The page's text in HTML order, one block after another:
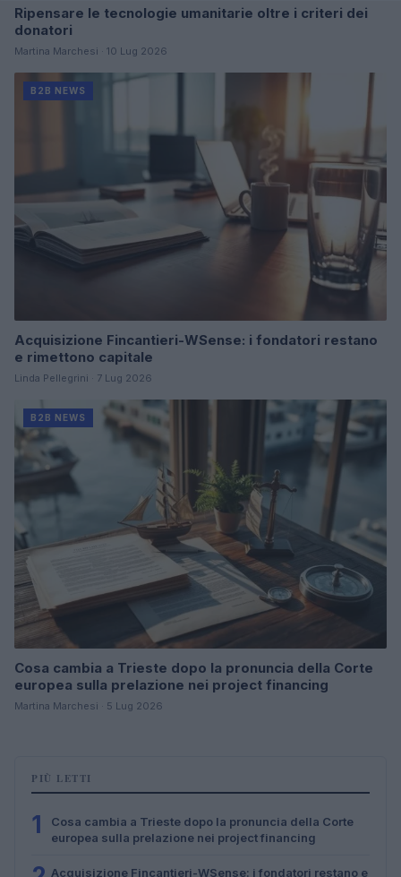
Ripensare le tecnologie umanitarie oltre i criteri dei
donatori
Martina Marchesi · 10 Lug 2026
B2B NEWS
Acquisizione Fincantieri-WSense: i fondatori restano
e rimettono capitale
Linda Pellegrini · 7 Lug 2026
B2B NEWS
Cosa cambia a Trieste dopo la pronuncia della Corte
europea sulla prelazione nei project financing
Martina Marchesi · 5 Lug 2026
PIÙ LETTI
1
Cosa cambia a Trieste dopo la pronuncia della Corte
europea sulla prelazione nei project financing
Acquisizione Fincantieri-WSense: i fondatori restano e